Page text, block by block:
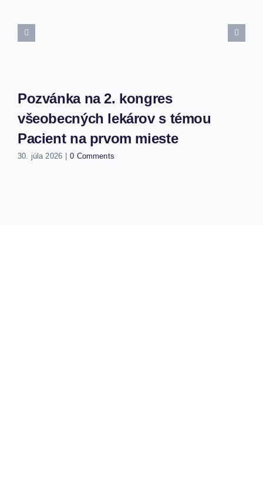
Pozvánka na 2. kongres
všeobecných lekárov s témou
Pacient na prvom mieste
30. júla 2026 0 Comments